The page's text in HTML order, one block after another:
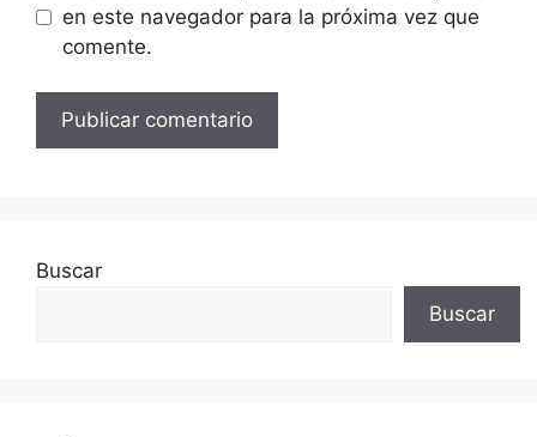
en este navegador para la próxima vez que
comente.
Buscar
Buscar